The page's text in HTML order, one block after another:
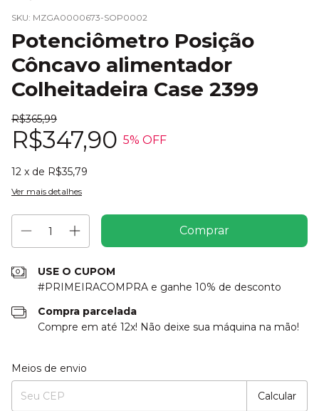
SKU: MZGA0000673-SOP0002
Potenciômetro Posição
Côncavo alimentador
Colheitadeira Case 2399
R$365,99
R$347,90 5% OFF
12 x de R$35,79
Ver mais detalhes
USE O CUPOM
#PRIMEIRACOMPRA e ganhe 10% de desconto
Compra parcelada
Compre em até 12x! Não deixe sua máquina na mão!
Entregas para o CEP:
Meios de envio
Calcular